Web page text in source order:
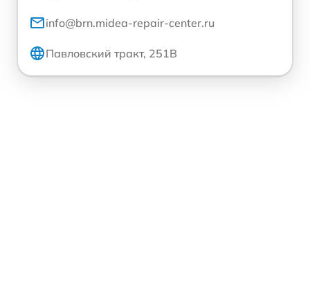
info@brn.midea-repair-center.ru
Павловский тракт, 251В